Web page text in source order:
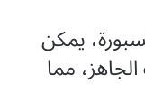
يمكن
مما